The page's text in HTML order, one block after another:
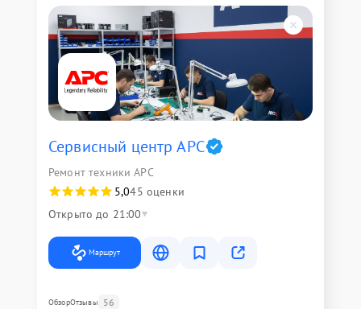
Сервисный центр APC
Ремонт техники APC
5,045 оценки
Открыто до 21:00
Маршрут
ОбзорОтзывы 56